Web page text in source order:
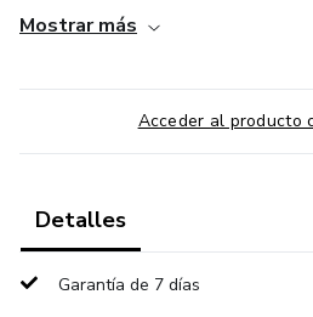
Mostrar más
Acceder al producto
Detalles
Garantía de 7 días